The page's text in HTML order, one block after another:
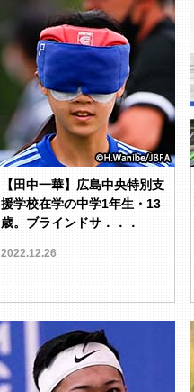
【田中一華】広島中央特別支
援学校在学の中学1年生・13
歳。ブラインドサ．．．
2022.12.26